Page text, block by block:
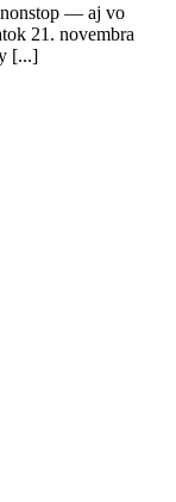
nonstop — aj vo
21. novembra
[...]